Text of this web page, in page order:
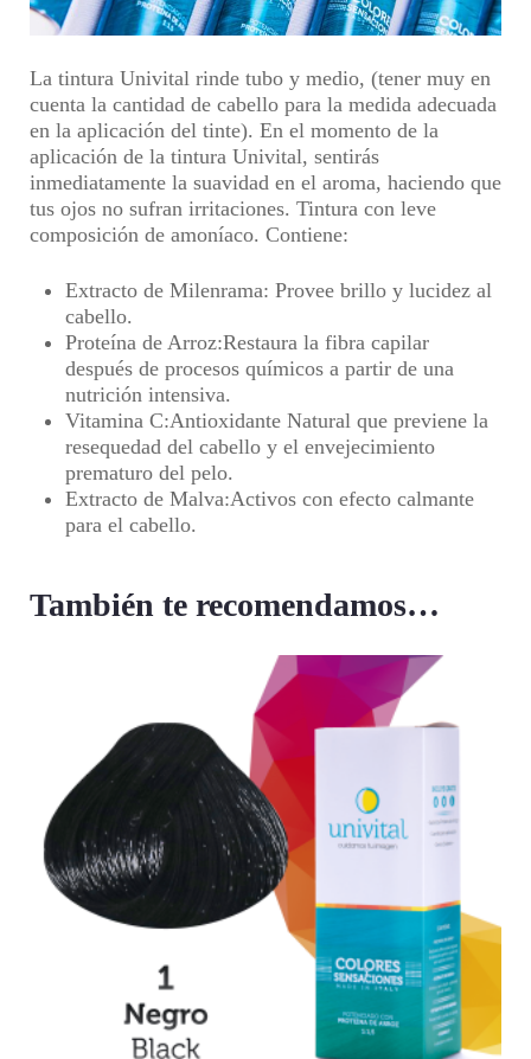
La tintura Univital rinde tubo y medio, (tener muy en
cuenta la cantidad de cabello para la medida adecuada
en la aplicación del tinte). En el momento de la
aplicación de la tintura Univital, sentirás
inmediatamente la suavidad en el aroma, haciendo que
tus ojos no sufran irritaciones. Tintura con leve
composición de amoníaco. Contiene:
Extracto de Milenrama: Provee brillo y lucidez al
cabello.
Proteína de Arroz:Restaura la fibra capilar
después de procesos químicos a partir de una
nutrición intensiva.
Vitamina C:Antioxidante Natural que previene la
resequedad del cabello y el envejecimiento
prematuro del pelo.
Extracto de Malva:Activos con efecto calmante
para el cabello.
También te recomendamos…